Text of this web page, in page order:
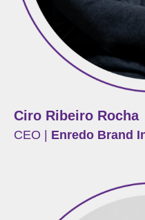
Ciro Ribeiro Rocha
CEO | Enredo Brand